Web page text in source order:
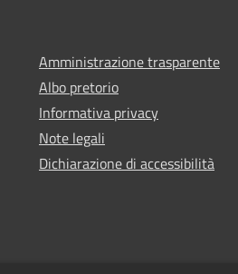
Amministrazione trasparente
Albo pretorio
Informativa privacy
Note legali
Dichiarazione di accessibilità